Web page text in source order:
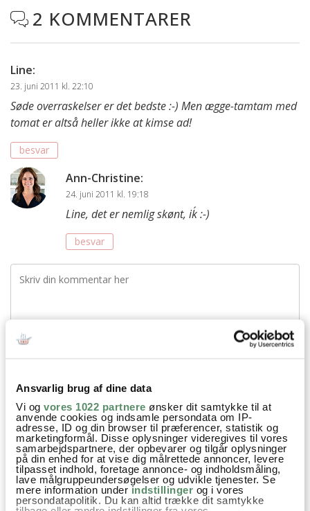
Ansvarlig brug af dine data
Vi og vores 1022 partnere ønsker dit samtykke til at
anvende cookies og indsamle persondata om IP-
adresse, ID og din browser til præferencer, statistik og
marketingformål. Disse oplysninger videregives til vores
samarbejdspartnere, der opbevarer og tilgår oplysninger
på din enhed for at vise dig målrettede annoncer, levere
tilpasset indhold, foretage annonce- og indholdsmåling,
lave målgruppeundersøgelser og udvikle tjenester. Se
mere information under indstillinger og i vores
persondatapolitik. Du kan altid trække dit samtykke
 2 KOMMENTARER
Line:
23. juni 2011 kl. 22:10
Søde overraskelser er det bedste :-) Men ægge-tamtam med
tomat er altså heller ikke at kimse ad!
besvar
Ann-Christine:
24. juni 2011 kl. 19:18
Line, det er nemlig skønt, ik´ :-)
besvar
Din emailadresse vil ikke blive offentliggjort.